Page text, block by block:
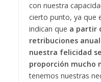
con nuestra
cierto punto, ya que
indican que a partir
retribuciones
nuestra felicidad
proporción mucho
tenemos nuestras